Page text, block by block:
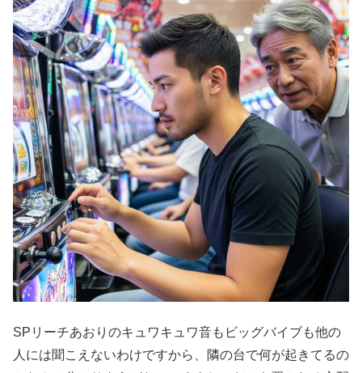
SPリーチあおりのキュワキュワ音もビッグバイブも他の
人には聞こえないわけですから、隣の台で何が起きてるの